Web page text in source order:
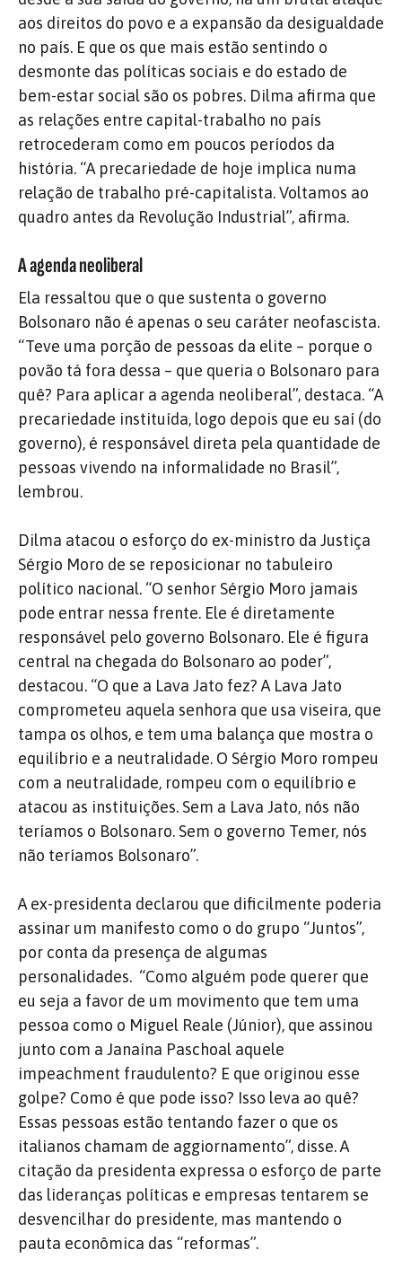
aos direitos do povo e a expansão da desigualdade
no país. E que os que mais estão sentindo o
desmonte das políticas sociais e do estado de
bem-estar social são os pobres. Dilma afirma que
as relações entre capital-trabalho no país
retrocederam como em poucos períodos da
história. “A precariedade de hoje implica numa
relação de trabalho pré-capitalista. Voltamos ao
quadro antes da Revolução Industrial”, afirma.
A agenda neoliberal
Ela ressaltou que o que sustenta o governo
Bolsonaro não é apenas o seu caráter neofascista.
“Teve uma porção de pessoas da elite – porque o
povão tá fora dessa – que queria o Bolsonaro para
quê? Para aplicar a agenda neoliberal”, destaca. “A
precariedade instituída, logo depois que eu saí (do
governo), é responsável direta pela quantidade de
pessoas vivendo na informalidade no Brasil”,
lembrou.
Dilma atacou o esforço do ex-ministro da Justiça
Sérgio Moro de se reposicionar no tabuleiro
político nacional. “O senhor Sérgio Moro jamais
pode entrar nessa frente. Ele é diretamente
responsável pelo governo Bolsonaro. Ele é figura
central na chegada do Bolsonaro ao poder”,
destacou. “O que a Lava Jato fez? A Lava Jato
comprometeu aquela senhora que usa viseira, que
tampa os olhos, e tem uma balança que mostra o
equilíbrio e a neutralidade. O Sérgio Moro rompeu
com a neutralidade, rompeu com o equilíbrio e
atacou as instituições. Sem a Lava Jato, nós não
teríamos o Bolsonaro. Sem o governo Temer, nós
não teríamos Bolsonaro”.
A ex-presidenta declarou que dificilmente poderia
assinar um manifesto como o do grupo “Juntos”,
por conta da presença de algumas
personalidades. “Como alguém pode querer que
eu seja a favor de um movimento que tem uma
pessoa como o Miguel Reale (Júnior), que assinou
junto com a Janaína Paschoal aquele
impeachment fraudulento? E que originou esse
golpe? Como é que pode isso? Isso leva ao quê?
Essas pessoas estão tentando fazer o que os
italianos chamam de aggiornamento”, disse. A
citação da presidenta expressa o esforço de parte
das lideranças políticas e empresas tentarem se
desvencilhar do presidente, mas mantendo o
pauta econômica das “reformas”.